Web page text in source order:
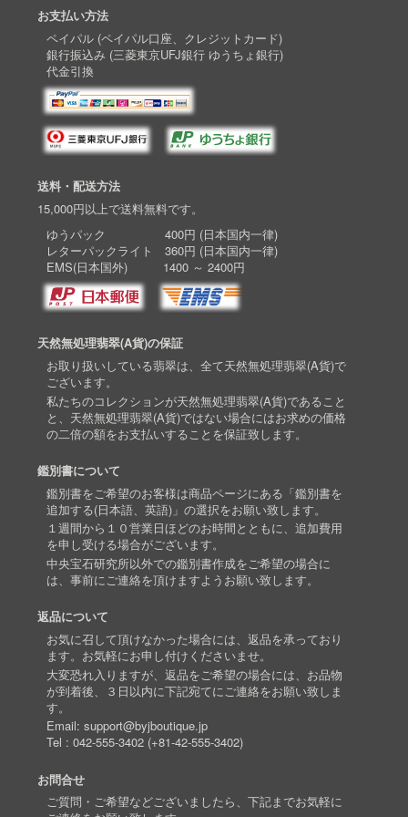
お支払い方法
ペイパル (ペイパル口座、クレジットカード)
銀行振込み (三菱東京UFJ銀行 ゆうちょ銀行)
代金引換
送料・配送方法
15,000円以上で送料無料です。
ゆうパック 400円 (日本国内一律)
レターパックライト 360円 (日本国内一律)
EMS(日本国外) 1400 ～ 2400円
天然無処理翡翠(A貨)の保証
お取り扱いしている翡翠は、全て天然無処理翡翠(A貨)で
ございます。
私たちのコレクションが天然無処理翡翠(A貨)であること
と、天然無処理翡翠(A貨)ではない場合にはお求めの価格
の二倍の額をお支払いすることを保証致します。
鑑別書について
鑑別書をご希望のお客様は商品ページにある「鑑別書を
追加する(日本語、英語)」の選択をお願い致します。
１週間から１０営業日ほどのお時間とともに、追加費用
を申し受ける場合がございます。
中央宝石研究所以外での鑑別書作成をご希望の場合に
は、事前にご連絡を頂けますようお願い致します。
返品について
お気に召して頂けなかった場合には、返品を承っており
ます。お気軽にお申し付けくださいませ。
大変恐れ入りますが、返品をご希望の場合には、お品物
が到着後、３日以内に下記宛てにご連絡をお願い致しま
す。
Email: support@byjboutique.jp
Tel : 042-555-3402(+81-42-555-3402)
お問合せ
ご質問・ご希望などございましたら、下記までお気軽に